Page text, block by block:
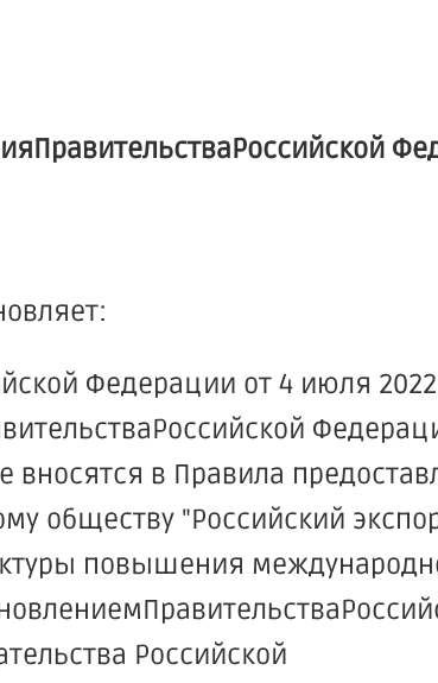
Федерации от 4 июля
в Правила
обществу "Российский
повышения
Российской